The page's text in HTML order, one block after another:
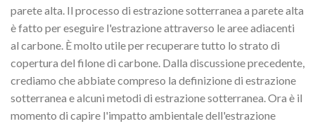
parete alta. Il processo di estrazione sotterranea a parete alta
è fatto per eseguire l'estrazione attraverso le aree adiacenti
al carbone. È molto utile per recuperare tutto lo strato di
copertura del filone di carbone. Dalla discussione precedente,
crediamo che abbiate compreso la definizione di estrazione
sotterranea e alcuni metodi di estrazione sotterranea. Ora è il
momento di capire l'impatto ambientale dell'estrazione